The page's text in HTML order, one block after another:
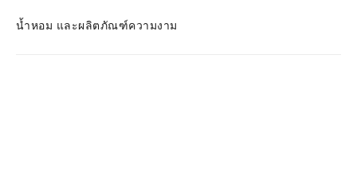
น้ำหอม และผลิตภัณฑ์ความงาม